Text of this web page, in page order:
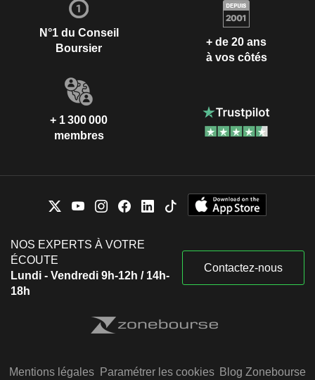
N°1 du Conseil
Boursier
+ de 20 ans
à vos côtés
+ 1 300 000
membres
NOS EXPERTS À VOTRE
ÉCOUTE
Lundi - Vendredi 9h-12h / 14h-
18h
Contactez-nous
Mentions légales Paramétrer les cookies Blog Zonebourse